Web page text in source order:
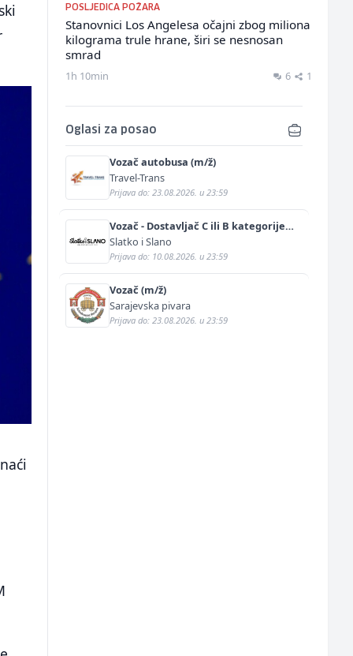
POSLJEDICA POŽARA
Stanovnici Los Angelesa očajni zbog miliona
kilograma trule hrane, širi se nesnosan
smrad
1h 10min 6 1
Oglasi za posao
Vozač autobusa (m/ž)
Travel-Trans
Prijava do: 23.08.2026. u 23:59
Vozač - Dostavljač C ili B kategorije
(m/ž)
Slatko i Slano
Prijava do: 10.08.2026. u 23:59
Vozač (m/ž)
Sarajevska pivara
Prijava do: 23.08.2026. u 23:59